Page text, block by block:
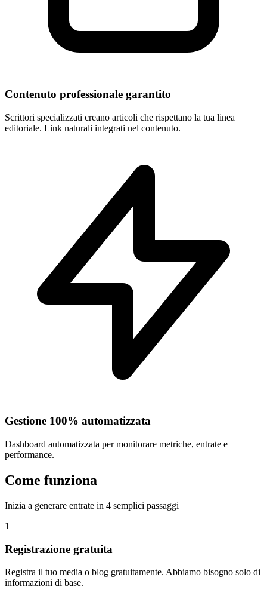
Contenuto professionale garantito
Scrittori specializzati creano articoli che rispettano la tua linea
editoriale. Link naturali integrati nel contenuto.
Gestione 100% automatizzata
Dashboard automatizzata per monitorare metriche, entrate e
performance.
Come funziona
Inizia a generare entrate in 4 semplici passaggi
1
Registrazione gratuita
Registra il tuo media o blog gratuitamente. Abbiamo bisogno solo di
informazioni di base.